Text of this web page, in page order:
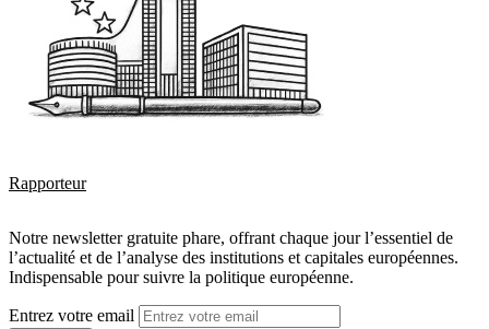
Rapporteur
Notre newsletter gratuite phare, offrant chaque jour l’essentiel de
l’actualité et de l’analyse des institutions et capitales européennes.
Indispensable pour suivre la politique européenne.
Entrez votre email